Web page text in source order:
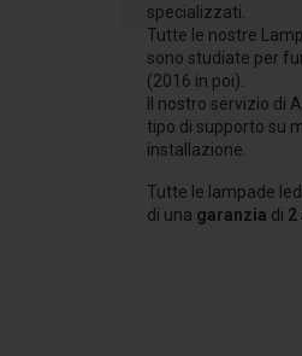
specializzati.
Tutte le nostre
sono studiate per
(2016 in poi).
Il nostro servizio di
tipo di supporto su
installazione.
Tutte le lampade
di una garanzia di 2